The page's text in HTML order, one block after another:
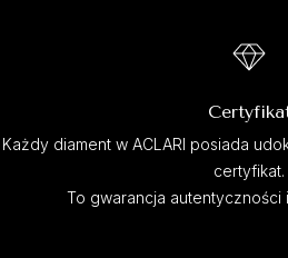
Każdy diament w ACLARI posiada
certyfikat.
To gwarancja autentyczności